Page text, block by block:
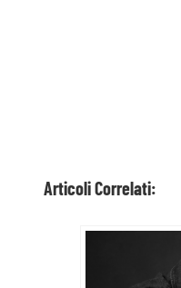
Articoli Correlati: